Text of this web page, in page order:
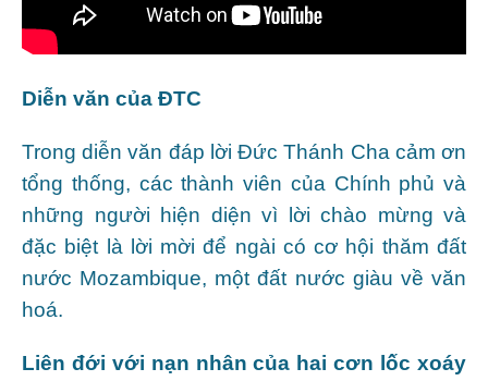
Diễn văn của ĐTC
Trong diễn văn đáp lời Đức Thánh Cha cảm ơn
tổng thống, các thành viên của Chính phủ và
những người hiện diện vì lời chào mừng và
đặc biệt là lời mời để ngài có cơ hội thăm đất
nước Mozambique, một đất nước giàu về văn
hoá.
Liên đới với nạn nhân của hai cơn lốc xoáy